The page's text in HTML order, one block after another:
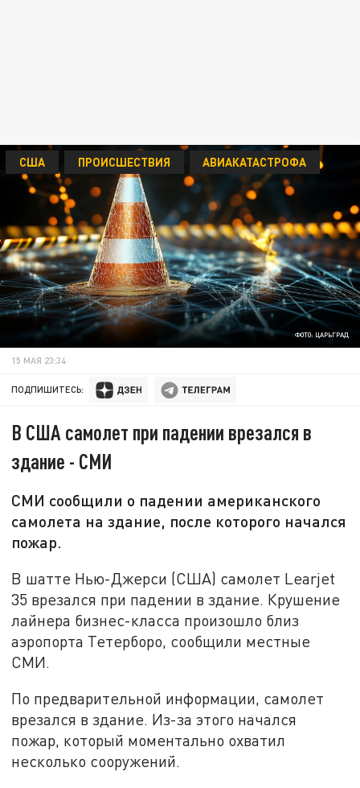
ФОТО: ЦАРЬГРАД
США ПРОИСШЕСТВИЯ АВИАКАТАСТРОФА
15 МАЯ 23:34
ПОДПИШИТЕСЬ:
В США самолет при падении врезался в
здание - СМИ
СМИ сообщили о падении американского
самолета на здание, после которого начался
пожар.
В шатте Нью-Джерси (США) самолет Learjet
35 врезался при падении в здание. Крушение
лайнера бизнес-класса произошло близ
аэропорта Тетерборо, сообщили местные
СМИ.
По предварительной информации, самолет
врезался в здание. Из-за этого начался
пожар, который моментально охватил
несколько сооружений.